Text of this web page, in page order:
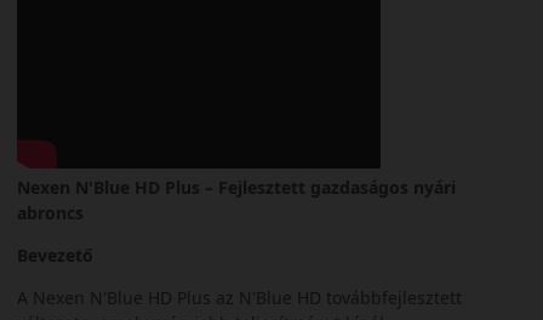
Nexen N'Blue HD Plus – Fejlesztett gazdaságos nyári
abroncs
Bevezető
A Nexen N'Blue HD Plus az N'Blue HD továbbfejlesztett